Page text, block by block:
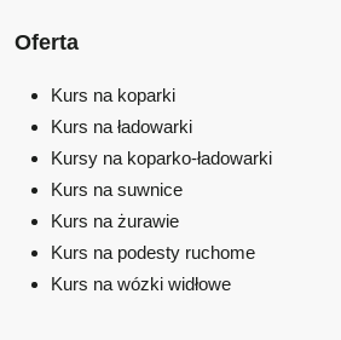
Oferta
Kurs na koparki
Kurs na ładowarki
Kursy na koparko-ładowarki
Kurs na suwnice
Kurs na żurawie
Kurs na podesty ruchome
Kurs na wózki widłowe